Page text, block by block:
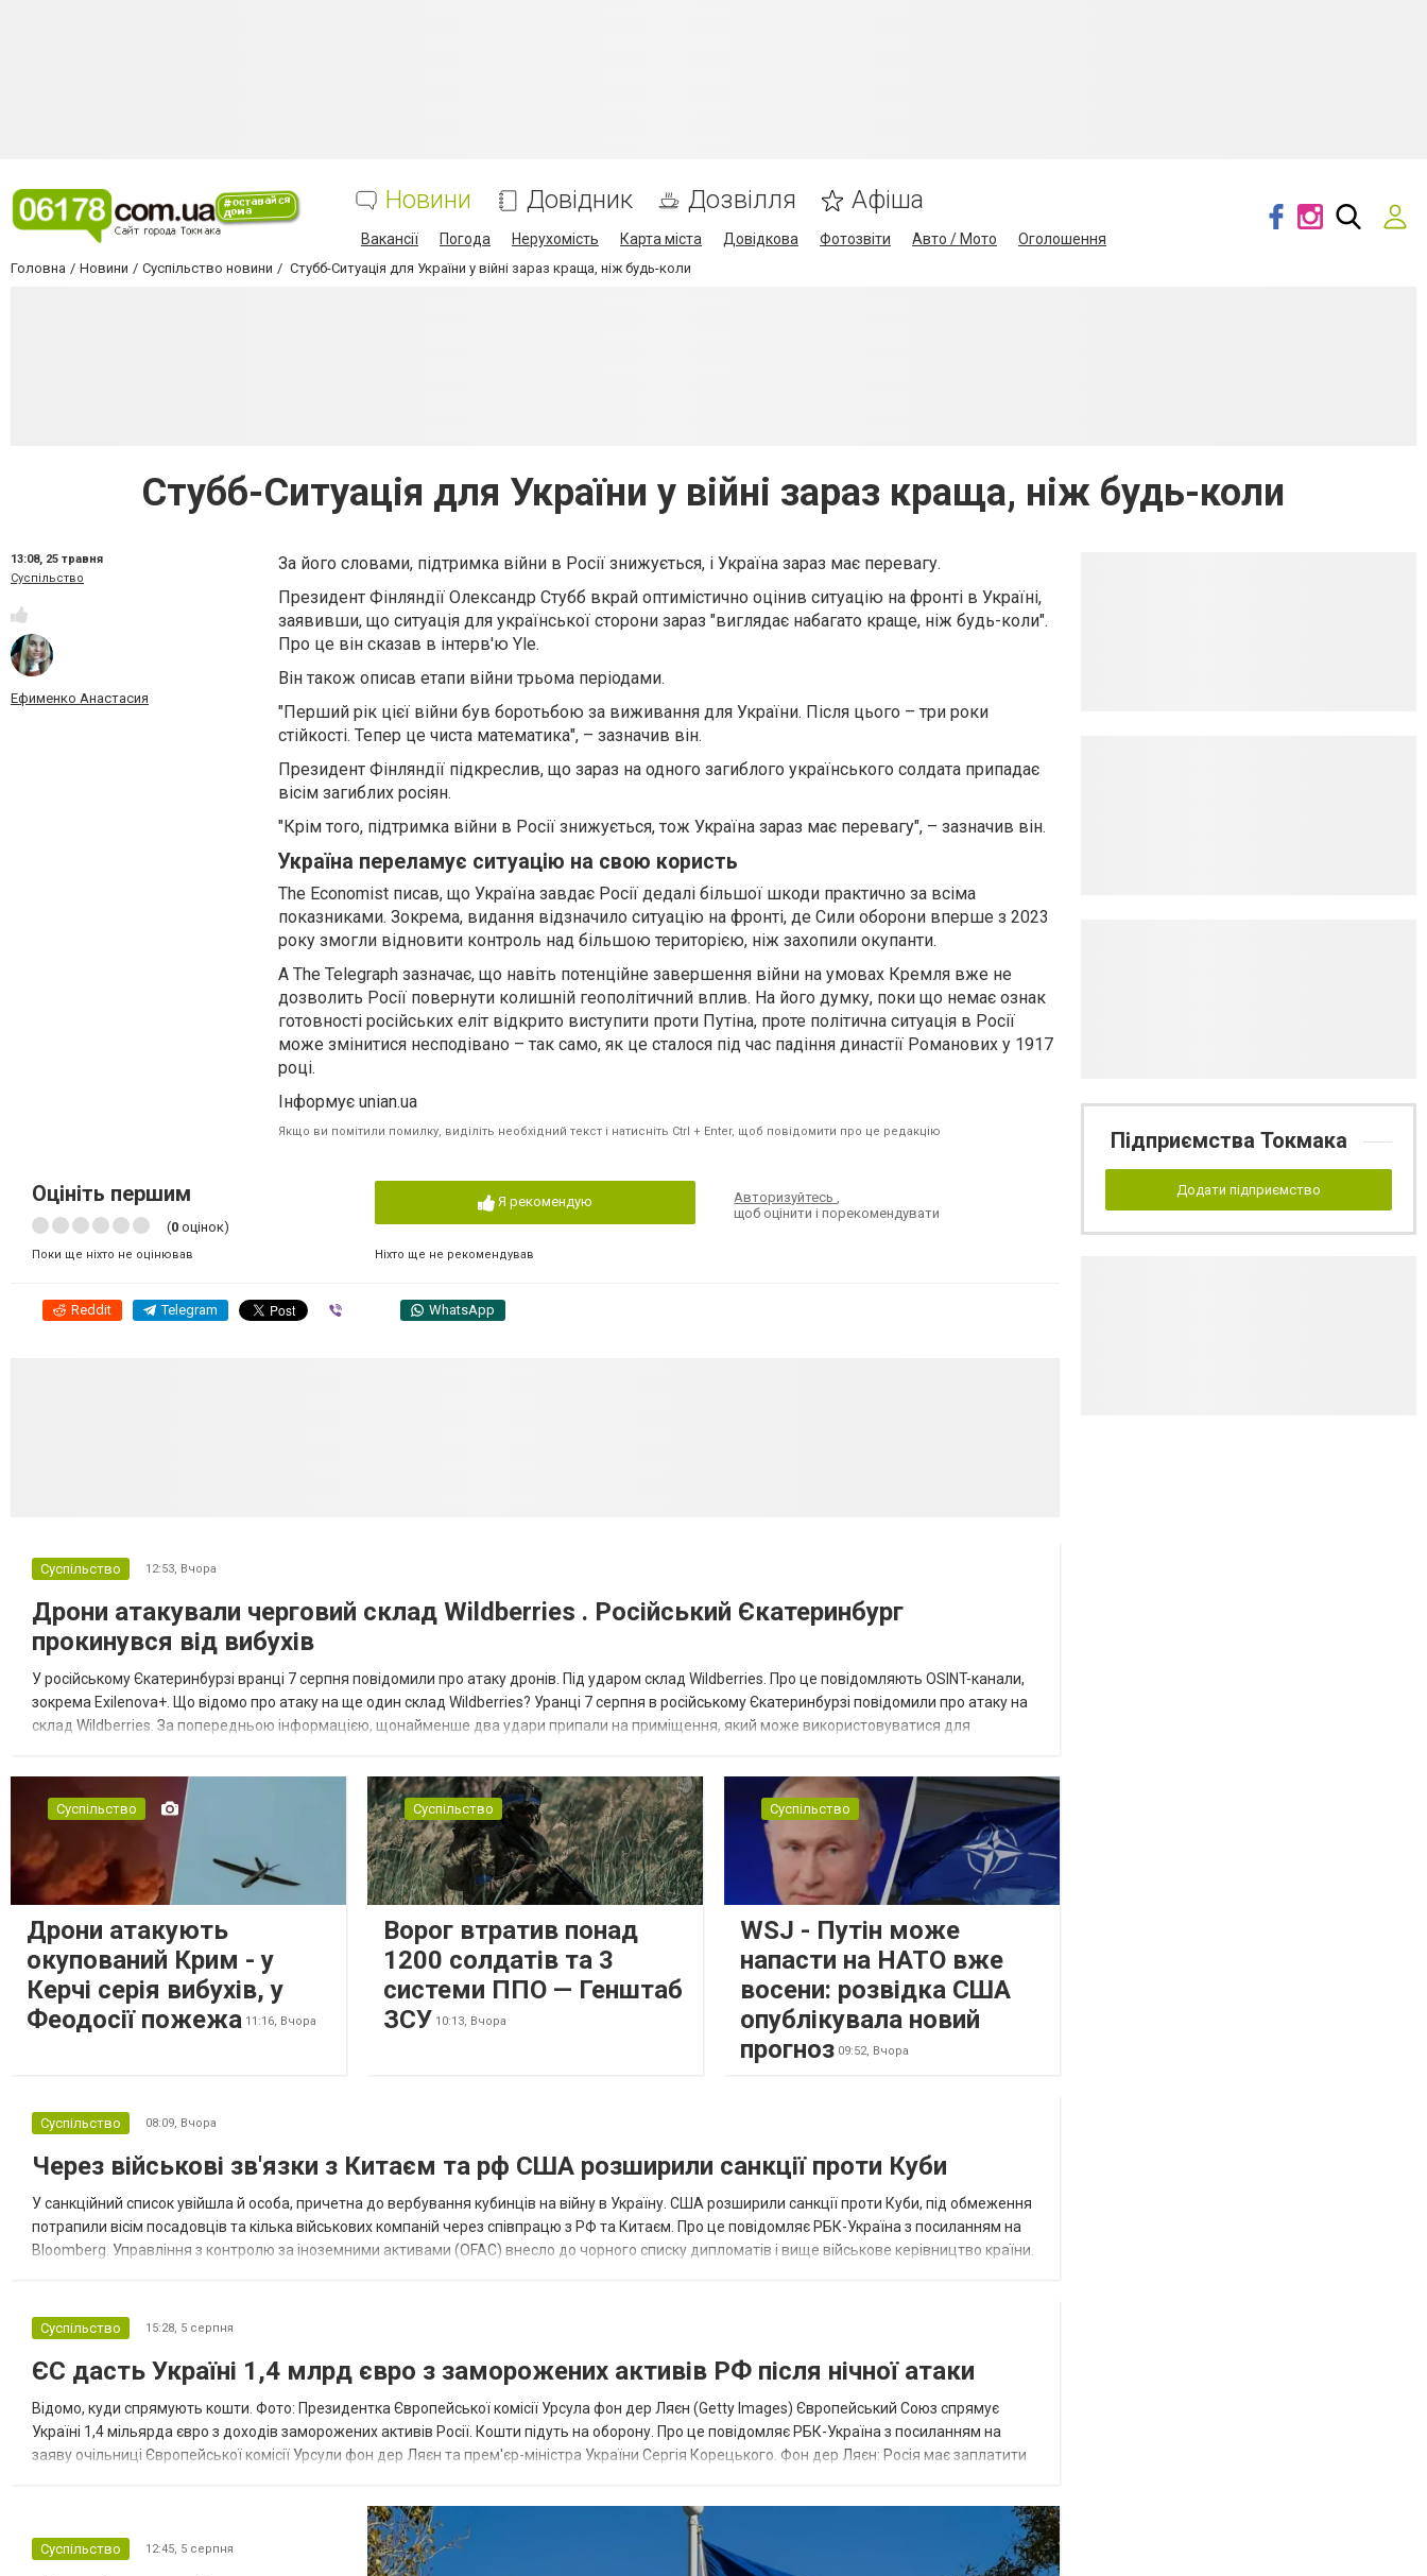
Новини Довідник Дозвілля Афіша
Вакансії Погода Нерухомість Карта міста Довідкова Фотозвіти Авто / Мото Оголошення
Головна Новини Суспільство новини Стубб-Ситуація для України у війні зараз краща, ніж будь-коли
Стубб-Ситуація для України у війні зараз краща, ніж будь-коли
13:08, 25 травня
Суспільство
Ефименко Анастасия
За його словами, підтримка війни в Росії знижується, і Україна зараз має перевагу.
Президент Фінляндії Олександр Стубб вкрай оптимістично оцінив ситуацію на фронті в Україні,
заявивши, що ситуація для української сторони зараз "виглядає набагато краще, ніж будь-коли".
Про це він сказав в інтерв'ю Yle.
Він також описав етапи війни трьома періодами.
"Перший рік цієї війни був боротьбою за виживання для України. Після цього – три роки
стійкості. Тепер це чиста математика", – зазначив він.
Президент Фінляндії підкреслив, що зараз на одного загиблого українського солдата припадає
вісім загиблих росіян.
"Крім того, підтримка війни в Росії знижується, тож Україна зараз має перевагу", – зазначив він.
Україна переламує ситуацію на свою користь
The Economist писав, що Україна завдає Росії дедалі більшої шкоди практично за всіма
показниками. Зокрема, видання відзначило ситуацію на фронті, де Сили оборони вперше з 2023
року змогли відновити контроль над більшою територією, ніж захопили окупанти.
А The Telegraph зазначає, що навіть потенційне завершення війни на умовах Кремля вже не
дозволить Росії повернути колишній геополітичний вплив. На його думку, поки що немає ознак
готовності російських еліт відкрито виступити проти Путіна, проте політична ситуація в Росії
може змінитися несподівано – так само, як це сталося під час падіння династії Романових у 1917
році.
Інформує unian.ua
Якщо ви помітили помилку, виділіть необхідний текст і натисніть Ctrl + Enter, щоб повідомити про це редакцію
Оцініть першим
(0 оцінок)
Поки ще ніхто не оцінював
Я рекомендую
Ніхто ще не рекомендував
Авторизуйтесь,
щоб оцінити і порекомендувати
Reddit Telegram WhatsApp
Суспільство 12:53, Вчора
Дрони атакували черговий склад Wildberries . Російський Єкатеринбург
прокинувся від вибухів
У російському Єкатеринбурзі вранці 7 серпня повідомили про атаку дронів. Під ударом склад Wildberries. Про це повідомляють OSINT-канали,
зокрема Exilenova+. Що відомо про атаку на ще один склад Wildberries? Уранці 7 серпня в російському Єкатеринбурзі повідомили про атаку на
склад Wildberries. За попередньою інформацією, щонайменше два удари припали на приміщення, який може використовуватися для
Суспільство
Дрони атакують
окупований Крим - у
Керчі серія вибухів, у
Феодосії пожежа 11:16, Вчора
Суспільство
Ворог втратив понад
1200 солдатів та 3
системи ППО — Генштаб
ЗСУ 10:13, Вчора
Суспільство
WSJ - Путін може
напасти на НАТО вже
восени: розвідка США
опублікувала новий
прогноз 09:52, Вчора
Суспільство 08:09, Вчора
Через військові зв'язки з Китаєм та рф США розширили санкції проти Куби
У санкційний список увійшла й особа, причетна до вербування кубинців на війну в Україну. США розширили санкції проти Куби, під обмеження
потрапили вісім посадовців та кілька військових компаній через співпрацю з РФ та Китаєм. Про це повідомляє РБК-Україна з посиланням на
Bloomberg. Управління з контролю за іноземними активами (OFAC) внесло до чорного списку дипломатів і вище військове керівництво країни.
Суспільство 15:28, 5 серпня
ЄС дасть Україні 1,4 млрд євро з заморожених активів РФ після нічної атаки
Відомо, куди спрямують кошти. Фото: Президентка Європейської комісії Урсула фон дер Ляєн (Getty Images) Європейський Союз спрямує
Україні 1,4 мільярда євро з доходів заморожених активів Росії. Кошти підуть на оборону. Про це повідомляє РБК-Україна з посиланням на
заяву очільниці Європейської комісії Урсули фон дер Ляєн та прем'єр-міністра України Сергія Корецького. Фон дер Ляєн: Росія має заплатити
Суспільство 12:45, 5 серпня
Підприємства Токмака
Додати підприємство